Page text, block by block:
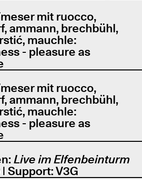
mit ruocco,
ammann, brechbühl,
mauchle:
- pleasure as
mit ruocco,
ammann, brechbühl,
mauchle:
- pleasure as
Live im Elfenbeinturm
| Support: V3G